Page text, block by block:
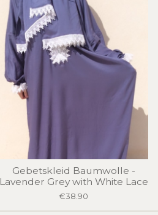
Gebetskleid Baumwolle -
Lavender Grey with White Lace
€38.90